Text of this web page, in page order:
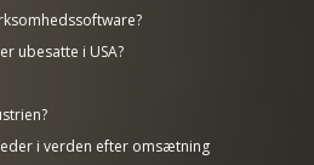
ubesatte i USA?
i verden efter omsætning